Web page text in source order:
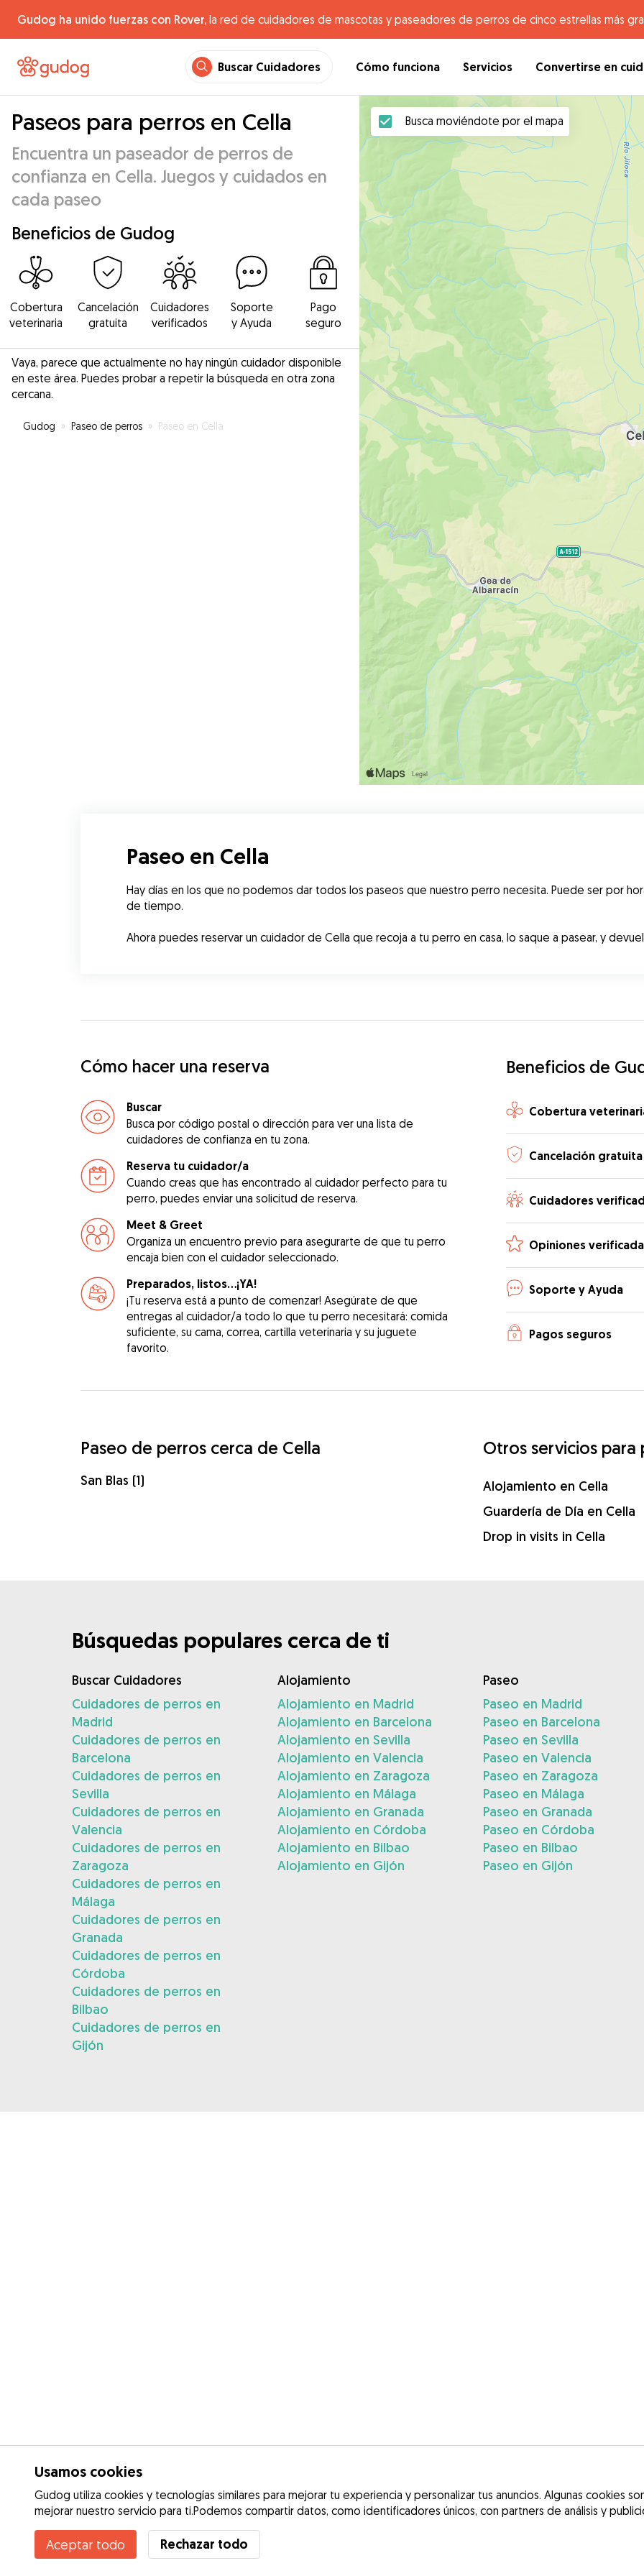
Gudog ha unido fuerzas con Rover, la red de cuidadores de mascotas y paseadores de perros de cinco estrellas más
Buscar Cuidadores Cómo funciona Servicios Convertirse en
Paseos para perros en Cella
Encuentra un paseador de perros de
confianza en Cella. Juegos y cuidados en
cada paseo
Beneficios de Gudog
Cobertura
veterinaria
Cancelación
gratuita
Cuidadores
verificados
Soporte
y Ayuda
Pago
seguro
Vaya, parece que actualmente no hay ningún cuidador disponible
en este área. Puedes probar a repetir la búsqueda en otra zona
cercana.
Gudog » Paseo de perros » Paseo en Cella
Busca moviéndote por el mapa
Paseo en Cella
Hay días en los que no podemos dar todos los paseos que nuestro perro necesita. Puede ser por
de tiempo.
Ahora puedes reservar un cuidador de Cella que recoja a tu perro en casa, lo saque a pasear, y
Cómo hacer una reserva
Buscar
Busca por código postal o dirección para ver una lista de
cuidadores de confianza en tu zona.
Reserva tu cuidador/a
Cuando creas que has encontrado al cuidador perfecto para tu
perro, puedes enviar una solicitud de reserva.
Meet & Greet
Organiza un encuentro previo para asegurarte de que tu perro
encaja bien con el cuidador seleccionado.
Preparados, listos...¡YA!
¡Tu reserva está a punto de comenzar! Asegúrate de que
entregas al cuidador/a todo lo que tu perro necesitará: comida
suficiente, su cama, correa, cartilla veterinaria y su juguete
favorito.
Beneficios de
Cobertura
Cancelación gratuita
Cuidadores
Opiniones
Soporte y Ayuda
Pagos seguros
Paseo de perros cerca de Cella
San Blas (1)
Otros servicios para
Alojamiento en Cella
Guardería de Día en Cella
Drop in visits in Cella
Usamos cookies
Gudog utiliza cookies y tecnologías similares para mejorar tu experiencia y personalizar tus anuncios. Algunas cookies
mejorar nuestro servicio para ti.Podemos compartir datos, como identificadores únicos, con partners de análisis y
Aceptar todo Rechazar todo
Búsquedas populares cerca de ti
Buscar Cuidadores
Cuidadores de perros en
Madrid
Cuidadores de perros en
Barcelona
Cuidadores de perros en
Sevilla
Cuidadores de perros en
Valencia
Cuidadores de perros en
Zaragoza
Cuidadores de perros en
Málaga
Cuidadores de perros en
Granada
Cuidadores de perros en
Córdoba
Cuidadores de perros en
Bilbao
Cuidadores de perros en
Gijón
Alojamiento
Alojamiento en Madrid
Alojamiento en Barcelona
Alojamiento en Sevilla
Alojamiento en Valencia
Alojamiento en Zaragoza
Alojamiento en Málaga
Alojamiento en Granada
Alojamiento en Córdoba
Alojamiento en Bilbao
Alojamiento en Gijón
Paseo
Paseo en Madrid
Paseo en Barcelona
Paseo en Sevilla
Paseo en Valencia
Paseo en Zaragoza
Paseo en Málaga
Paseo en Granada
Paseo en Córdoba
Paseo en Bilbao
Paseo en Gijón